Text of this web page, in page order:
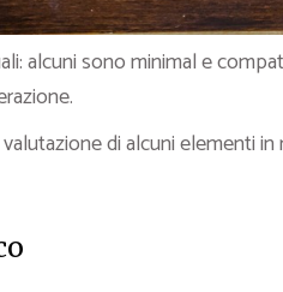
alcuni sono minimal e
di alcuni elementi